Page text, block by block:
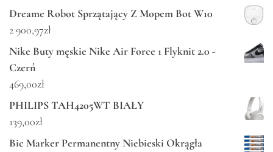
Dreame Robot Sprzątający Z Mopem Bot W10
2 900,97zł
Nike Buty męskie Nike Air Force 1 Flyknit 2.0 -
Czerń
469,00zł
PHILIPS TAH4205WT BIAŁY
139,00zł
Bic Marker Permanentny Niebieski Okrągła